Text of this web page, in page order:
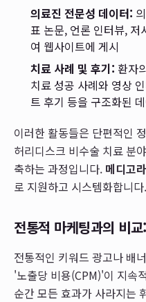
의료진 전문성 데이터:
표 논문, 언론 인터뷰,
여 웹사이트에 게시
치료 사례 및 후기: 환자
치료 성공 사례와 영상
트 후기 등을 구조화된
이러한 활동들은 단편적인
허리디스크 비수술 치료 분
축하는 과정입니다. 메디고
로 지원하고 시스템화합니다.
전통적 마케팅과의 비
전통적인 키워드 광고나 배
'노출당 비용(CPM)'이 지속
순간 모든 효과가 사라지는